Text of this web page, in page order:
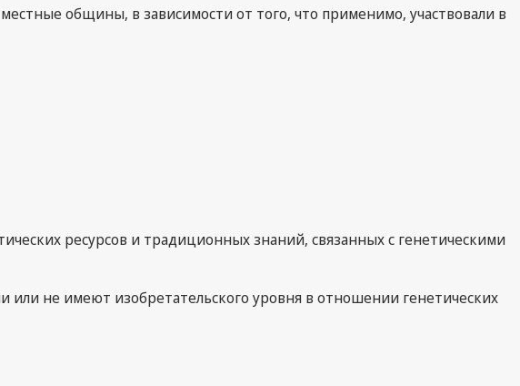
общины, в зависимости от того, что применимо, участвовали в
ресурсов и традиционных знаний, связанных с генетическими
не имеют изобретательского уровня в отношении генетических